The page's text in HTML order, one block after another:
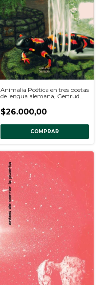
Animalia Poética en tres poetas
de lengua alemana, Gertrud
Paul Robert Zech
$26.000,00
COMPRAR